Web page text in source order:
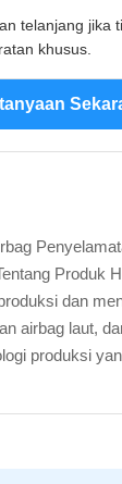
telanjang jika
khusus.
Produk
dan
airbag laut,
produksi